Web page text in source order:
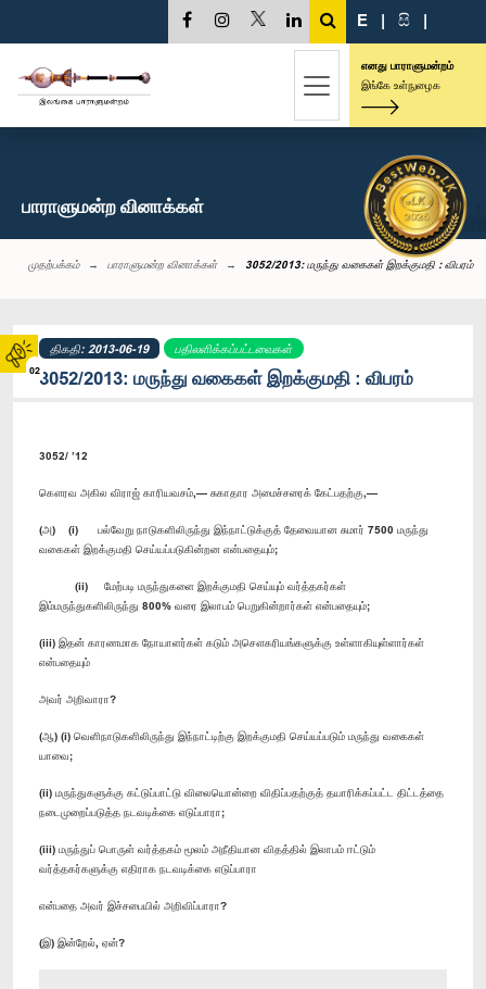
02
E | සි |
எனது பாராளுமன்றம்
இங்கே உள்நுழைக
பாராளுமன்ற வினாக்கள்
முதற்பக்கம் பாராளுமன்ற வினாக்கள் 3052/2013: மருந்து வகைகள் இறக்குமதி : விபரம்
திகதி: 2013-06-19 பதிலளிக்கப்பட்டவைகள்
3052/2013: மருந்து வகைகள் இறக்குமதி : விபரம்
3052/ ’12
கௌரவ அகில விராஜ் காரியவசம்,— சுகாதார அமைச்சரைக் கேட்பதற்கு,—
(அ) (i) பல்வேறு நாடுகளிலிருந்து இந்நாட்டுக்குத் தேவையான சுமார் 7500 மருந்து
வகைகள் இறக்குமதி செய்யப்படுகின்றன என்பதையும்;
(ii) மேற்படி மருந்துகளை இறக்குமதி செய்யும் வர்த்தகர்கள்
இம்மருந்துகளிலிருந்து 800% வரை இலாபம் பெறுகின்றார்கள் என்பதையும்;
(iii) இதன் காரணமாக நோயாளர்கள் கடும் அசௌகரியங்களுக்கு உள்ளாகியுள்ளார்கள்
என்பதையும்
அவர் அறிவாரா?
(ஆ) (i) வெளிநாடுகளிலிருந்து இந்நாட்டிற்கு இறக்குமதி செய்யப்படும் மருந்து வகைகள்
யாவை;
(ii) மருந்துகளுக்கு கட்டுப்பாட்டு விலையொன்றை விதிப்பதற்குத் தயாரிக்கப்பட்ட திட்டத்தை
நடைமுறைப்படுத்த நடவடிக்கை எடுப்பாரா;
(iii) மருந்துப் பொருள் வர்த்தகம் மூலம் அநீதியான விதத்தில் இலாபம் ஈட்டும்
வர்த்தகர்களுக்கு எதிராக நடவடிக்கை எடுப்பாரா
என்பதை அவர் இச்சபையில் அறிவிப்பாரா?
(இ) இன்றேல், ஏன்?